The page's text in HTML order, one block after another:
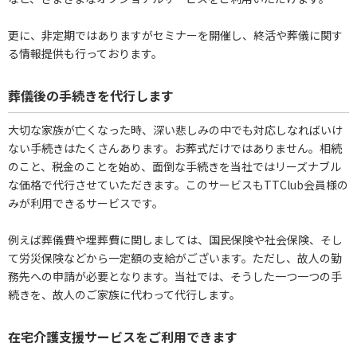
更に、非定期ではありますがセミナーを開催し、終活や葬儀に関す
る情報提供も行っております。
葬儀後の手続きを代行します
大切な家族が亡くなった時、深い悲しみの中でも対応しなればいけ
ない手続きはたくさんあります。お葬式だけではありません。相続
のこと、税金のことを始め、面倒な手続きを当社ではリーズナブル
な価格で代行させていただきます。このサービスもTTClub会員様の
みが利用できるサービスです。
例えば葬儀費や埋葬費に関しましては、国民保険や社会保険、そし
て労災保険などから一定額の支給がございます。ただし、故人の勤
務先への申請が必要となります。当社では、そうした一つ一つの手
続きを、故人のご家族に代わって代行します。
在宅介護支援サービスをご利用できます